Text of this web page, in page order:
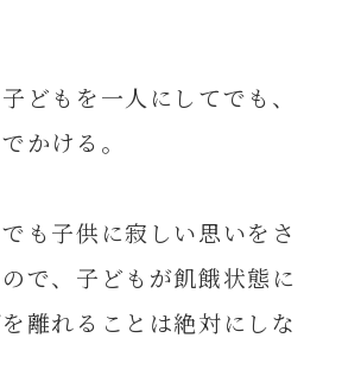
どもを一人にしてでも、
かける。
も子供に寂しい思いをさ
で、子どもが飢餓状態に
離れることは絶対にしな